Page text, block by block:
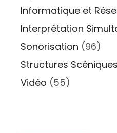
Informatique et
Interprétation
Sonorisation (96)
Structures Scéniques
Vidéo (55)